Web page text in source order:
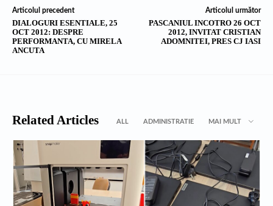
Articolul precedent
DIALOGURI ESENTIALE, 25
OCT 2012: DESPRE
PERFORMANTA, CU MIRELA
ANCUTA
Articolul următor
PASCANIUL INCOTRO 26 OCT
2012, INVITAT CRISTIAN
ADOMNITEI, PRES CJ IASI
Related Articles ALL ADMINISTRATIE MAI MULT